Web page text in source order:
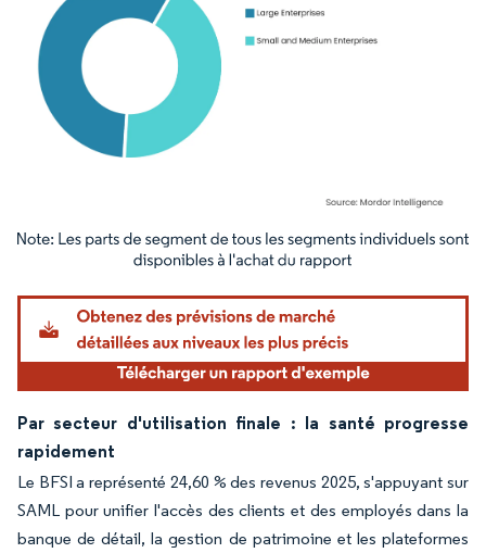
Image © Mordor Intelligence. La réutilisation nécessite une attribution sous CC BY
Par secteur d'utilisation finale : la santé progresse
rapidement
Le BFSI a représenté 24,60 % des revenus 2025, s'appuyant sur
SAML pour unifier l'accès des clients et des employés dans la
banque de détail, la gestion de patrimoine et les plateformes